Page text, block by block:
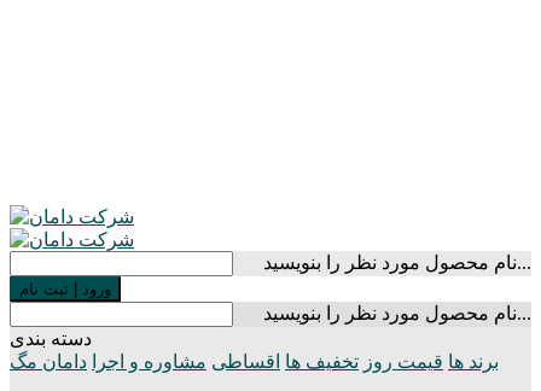
نام محصول مورد نظر را بنویسید...
ورود ثبت نام
نام محصول مورد نظر را بنویسید...
دسته بندی
برند ها قیمت روز تخفیف ها اقساطی مشاوره و اجرا
دامان مگ